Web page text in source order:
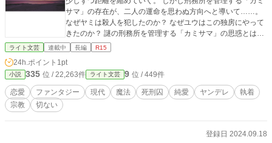
サマ」の存在が、二人の運命を思わぬ方向へと導いて……。
なぜヤミは殺人を犯したのか？ なぜユウはこの独房にやって
きたのか？ 謎の刑務所を管理する「カミサマ」の思惑とは？
二人の長い長い夏休みが始まろうとしていた……。 ＜登場人
持ち、長身で細身の体型。大学2年生のときに殺人を犯し、死
刑を言い渡される。 「悲劇的な人生」の彼は、10歳のときか
らずっと自分だけの神様を信じて生きてきた。いつか神様の
元で神様に愛されることが彼の夢。 物腰穏やかで素直、思慮
ライト文芸 連載中 長編 R15
24h.ポイント 1pt
小説 335 位 / 22,263件 ライト文芸 9 位 / 449件
恋愛 ファンタジー 現代 魔法 死刑囚 純愛 ヤンデレ
執着
宗教
切ない
登録日 2024.09.18